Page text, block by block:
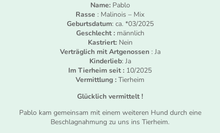
Name:Pablo
Rasse : Malinois – Mix
Geburtsdatum: ca. *03/2025
Geschlecht :männlich
Kastriert: Nein
Verträglich mit Artgenossen : Ja
Kinderlieb: Ja
Im Tierheim seit : 10/2025
Vermittlung : Tierheim
Glücklich vermittelt !
Pablo kam gemeinsam mit einem weiteren Hund durch eine
Beschlagnahmung zu uns ins Tierheim.